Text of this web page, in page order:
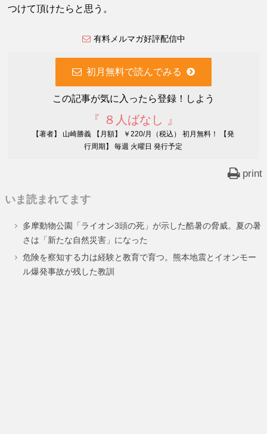
つけて頂けたらと思う。
有料メルマガ好評配信中
初月無料で読んでみる
この記事が気に入ったら登録！しよう
『 ８人ばなし 』
【著者】 山崎勝義 【月額】 ￥220/月（税込） 初月無料！ 【発
行周期】 毎週 火曜日 発行予定
print
いま読まれてます
多摩動物公園「ライオン3頭の死」が示した酷暑の脅威。夏の暑
さは「新たな自然災害」になった
危険を察知する力は経験と教育で育つ。熊本地震とイオンモー
ル爆発事故が残した教訓